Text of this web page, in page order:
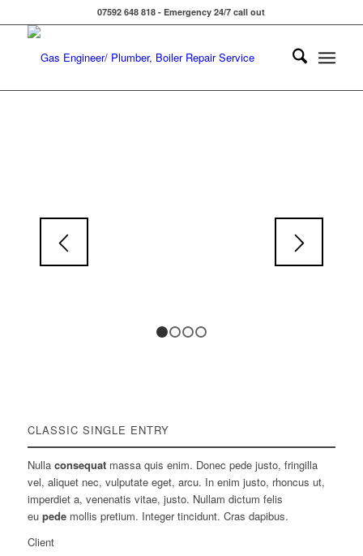
07592 648 818 - Emergency 24/7 call out
CLASSIC SINGLE ENTRY
Nulla consequatmassa quis enim. Donec pede justo, fringilla
vel, aliquet nec, vulputate eget, arcu. In enim justo, rhoncus ut,
imperdiet a, venenatis vitae, justo. Nullam dictum felis
eu pedemollis pretium. Integer tincidunt. Cras dapibus.
Client